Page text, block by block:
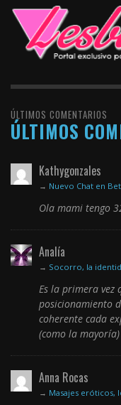
ÚLTIMOS COMENTARIOS
ÚLTIMOS
Kathygonzales
→ Nuevo Chat en
Ola mami tengo
Analía
→ Socorro, la
Es la primera vez
posicionamiento
coherente cada
(como la
Anna Rocas
→ Masajes eróticos,